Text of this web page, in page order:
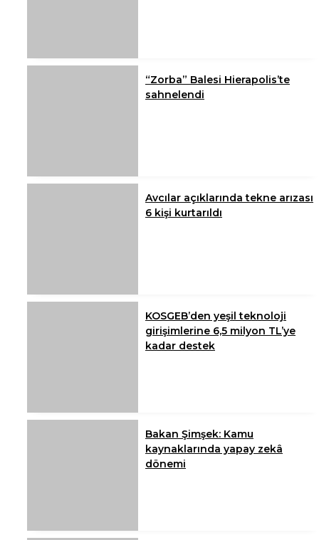
“Zorba” Balesi Hierapolis’te
sahnelendi
Avcılar açıklarında tekne arızası
6 kişi kurtarıldı
KOSGEB’den yeşil teknoloji
girişimlerine 6,5 milyon TL’ye
kadar destek
Bakan Şimşek: Kamu
kaynaklarında yapay zekâ
dönemi